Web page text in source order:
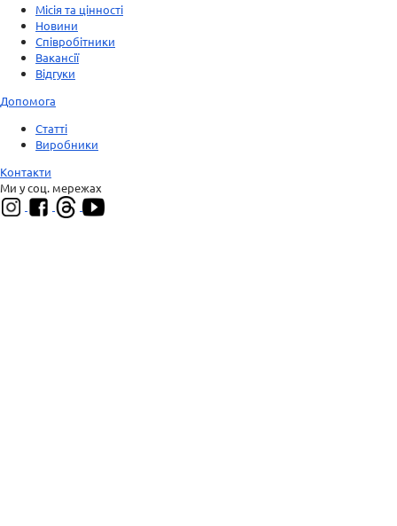
Місія та цінності
Новини
Співробітники
Вакансії
Відгуки
Допомога
Статті
Виробники
Контакти
Ми у соц. мережах